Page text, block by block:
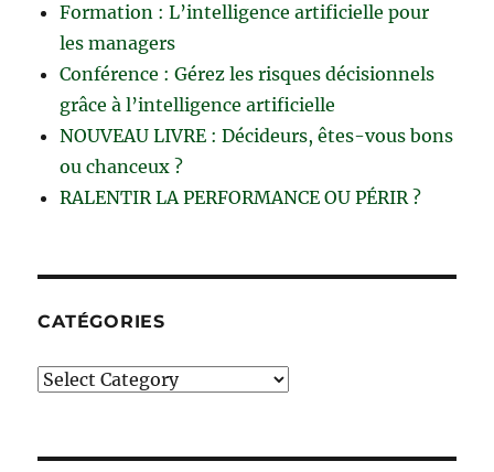
Formation : L’intelligence artificielle pour
les managers
Conférence : Gérez les risques décisionnels
grâce à l’intelligence artificielle
NOUVEAU LIVRE : Décideurs, êtes-vous bons
ou chanceux ?
RALENTIR LA PERFORMANCE OU PÉRIR ?
CATÉGORIES
Catégories